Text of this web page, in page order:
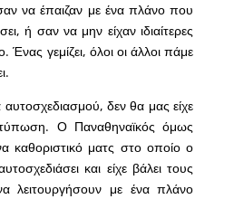
να έπαιζαν με ένα πλάνο που
ή σαν να μην είχαν ιδιαίτερες
γεμίζει, όλοι οι άλλοι πάμε
δεν θα μας είχε
Ο Παναθηναϊκός όμως
καθοριστικό ματς στο οποίο ο
και είχε βάλει τους
λειτουργήσουν με ένα πλάνο